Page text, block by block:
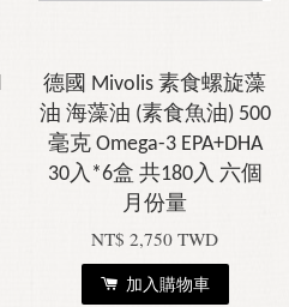
德國 Mivolis 素食螺旋藻
油 海藻油 (素食魚油) 500
毫克 Omega-3 EPA+DHA
30入*6盒 共180入 六個
月份量
NT$ 2,750 TWD
加入購物車